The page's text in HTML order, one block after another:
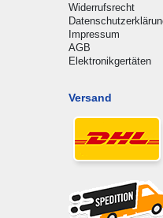
Widerrufsrecht
Impressum
AGB
Elektronikgertäten
Versand